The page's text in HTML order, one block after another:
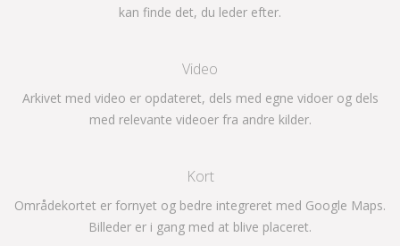
kan finde det, du leder efter.
Video
Arkivet med video er opdateret, dels med egne vidoer og dels
med relevante videoer fra andre kilder.
Kort
Områdekortet er fornyet og bedre integreret med Google Maps.
Billeder er i gang med at blive placeret.